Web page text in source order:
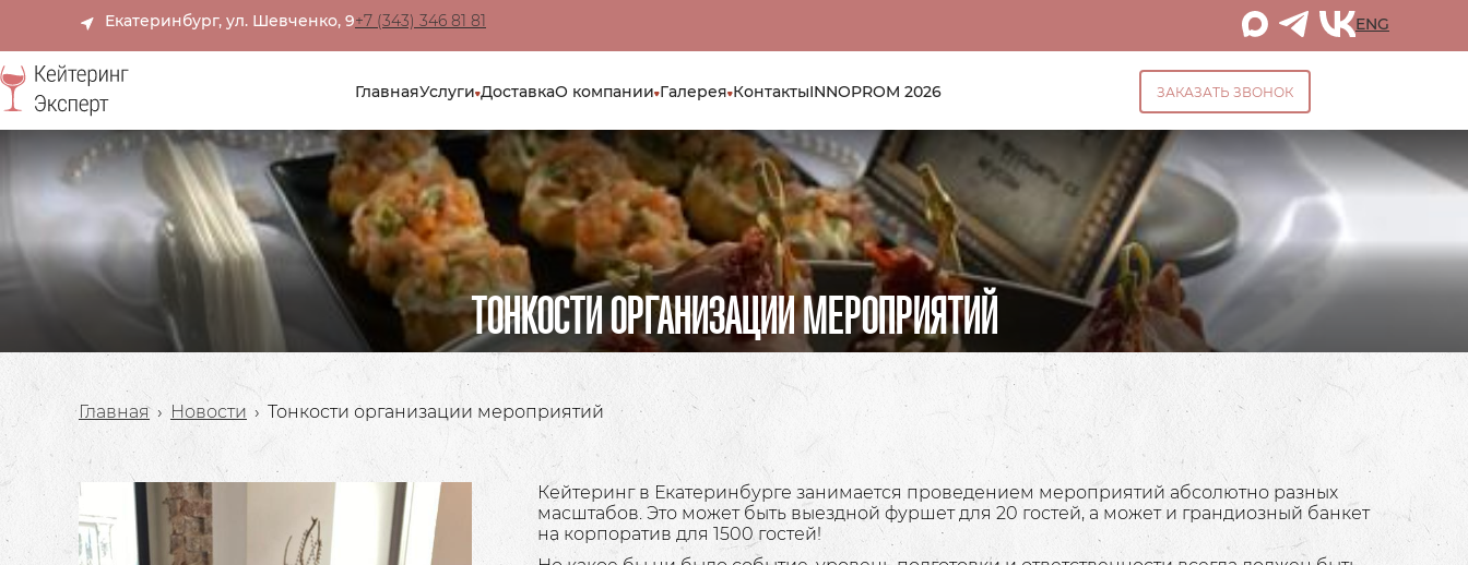
Екатеринбург, ул. Шевченко, 9+7 (343) 346 81 81 ENG
ГлавнаяУслуги ДоставкаО компании Галерея КонтактыINNOPROM 2026 ЗАКАЗАТЬ ЗВОНОК
ТОНКОСТИ ОРГАНИЗАЦИИ МЕРОПРИЯТИЙ
Главная › Новости › Тонкости организации мероприятий
Кейтеринг в Екатеринбурге занимается проведением мероприятий абсолютно разных
масштабов. Это может быть выездной фуршет для 20 гостей, а может и грандиозный банкет
на корпоратив для 1500 гостей!